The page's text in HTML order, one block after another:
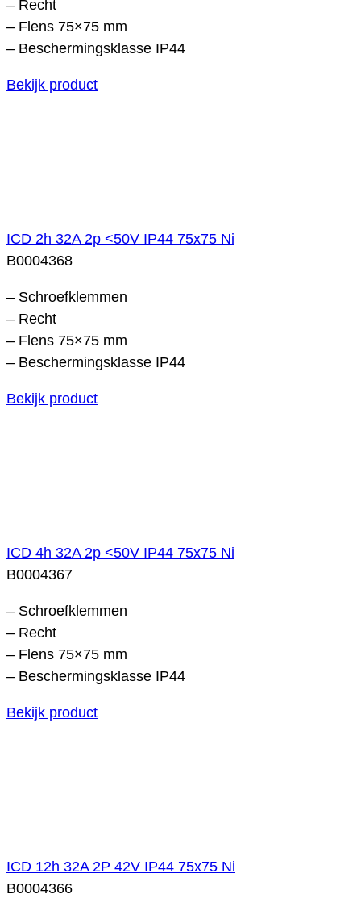
– Recht
– Flens 75×75 mm
– Beschermingsklasse IP44
Bekijk product
ICD 2h 32A 2p <50V IP44 75x75 Ni
B0004368
– Schroefklemmen
– Recht
– Flens 75×75 mm
– Beschermingsklasse IP44
Bekijk product
ICD 4h 32A 2p <50V IP44 75x75 Ni
B0004367
– Schroefklemmen
– Recht
– Flens 75×75 mm
– Beschermingsklasse IP44
Bekijk product
ICD 12h 32A 2P 42V IP44 75x75 Ni
B0004366